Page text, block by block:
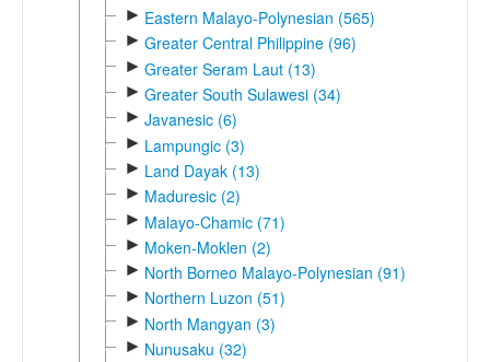
► Eastern Malayo-Polynesian (565)
► Greater Central Philippine (96)
► Greater Seram Laut (13)
► Greater South Sulawesi (34)
► Javanesic (6)
► Lampungic (3)
► Land Dayak (13)
► Maduresic (2)
► Malayo-Chamic (71)
► Moken-Moklen (2)
► North Borneo Malayo-Polynesian (91)
► Northern Luzon (51)
► North Mangyan (3)
► Nunusaku (32)